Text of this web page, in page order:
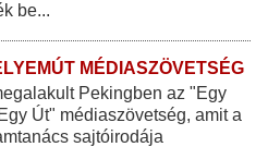
be...
MÉDIASZÖVETSÉG
Pekingben az "Egy
Út" médiaszövetség, amit a
sajtóirodája